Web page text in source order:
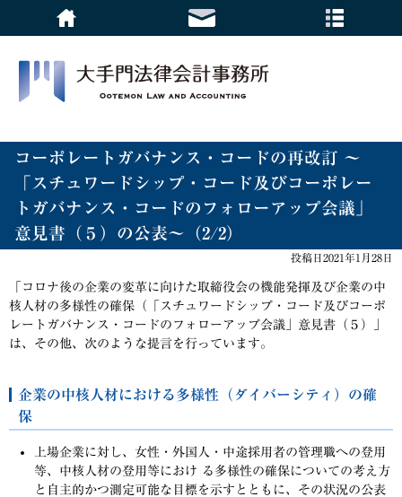
コーポレートガバナンス・コードの再改訂 ～
「スチュワードシップ・コード及びコーポレー
トガバナンス・コードのフォローアップ会議」
意見書（５）の公表～（2/2）
投稿日2021年1月28日
「コロナ後の企業の変革に向けた取締役会の機能発揮及び企業の中
核人材の多様性の確保（「スチュワードシップ・コード及びコーポ
レートガバナンス・コードのフォローアップ会議」意見書（５）」
は、その他、次のような提言を行っています。
企業の中核人材における多様性（ダイバーシティ）の確
保
上場企業に対し、女性・外国人・中途採用者の管理職への登用
等、中核人材の登用等におけ る多様性の確保についての考え方
と自主的かつ測定可能な目標を示すとともに、その状況の公表